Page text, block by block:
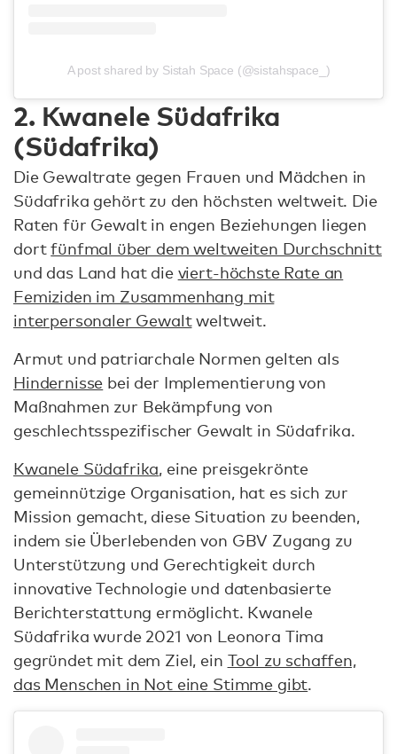
A post shared by Sistah Space (@sistahspace_)
2. Kwanele Südafrika
(Südafrika)
Die Gewaltrate gegen Frauen und Mädchen in
Südafrika gehört zu den höchsten weltweit. Die
Raten für Gewalt in engen Beziehungen liegen
dortfünfmal über dem weltweiten Durchschnitt
und das Land hat die viert-höchste Rate an
Femiziden im Zusammenhang mit
interpersonaler Gewaltweltweit.
Armut und patriarchale Normen gelten als
Hindernisse bei der Implementierung von
Maßnahmen zur Bekämpfung von
geschlechtsspezifischer Gewalt in Südafrika.
Kwanele Südafrika, eine preisgekrönte
gemeinnützige Organisation, hat es sich zur
Mission gemacht, diese Situation zu beenden,
indem sie Überlebenden von GBV Zugang zu
Unterstützung und Gerechtigkeit durch
innovative Technologie und datenbasierte
Berichterstattung ermöglicht. Kwanele
Südafrika wurde 2021 von Leonora Tima
gegründet mit dem Ziel, ein Tool zu schaffen,
das Menschen in Not eine Stimme gibt.